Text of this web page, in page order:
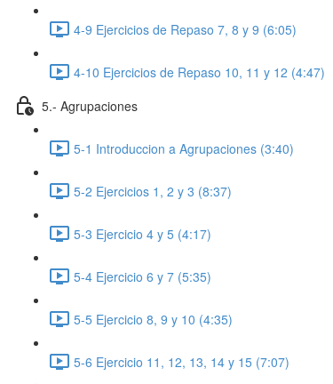
4-9 Ejercicios de Repaso 7, 8 y 9 (6:05)
4-10 Ejercicios de Repaso 10, 11 y 12 (4:47)
5.- Agrupaciones
5-1 Introduccion a Agrupaciones (3:40)
5-2 Ejercicios 1, 2 y 3 (8:37)
5-3 Ejercicio 4 y 5 (4:17)
5-4 Ejercicio 6 y 7 (5:35)
5-5 Ejercicio 8, 9 y 10 (4:35)
5-6 Ejercicio 11, 12, 13, 14 y 15 (7:07)